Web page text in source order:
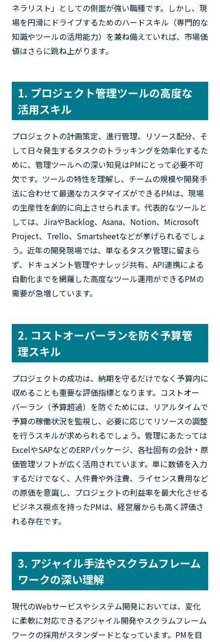
ネラリスト」としての側面が強い職種です。しかし、現
場を円滑にドライブするためのハードスキル（専門的な
知識やツールの活用能力）を兼ね備えていれば、市場価
値はさらに跳ね上がります。
1. プロジェクト管理ツールの高度な
活用スキル
プロジェクトの計画策定、進行管理、リソース配分、そ
して日々発生するタスクのトラッキングを効率化するた
めに、管理ツールへの深い知見はPMにとって必要不可
欠です。ツールの特性を理解し、チームの規模や開発手
法に合わせて最適なカスタマイズができるPMは、現場
の生産性を劇的に向上させられます。代表的なツールと
しては、JiraやBacklog、Asana、Notion、Microsoft
Project、Trello、Smartsheetなどが挙げられるでしょ
う。近年の開発現場では、単なるタスク管理に留まら
ず、ドキュメント管理やナレッジ共有、API連携による
自動化までを網羅した高度なツール運用ができるPMの
需要が急増しています。
2. コストオーバーランを防ぐ予算管
理スキル
プロジェクトの成功は、納期を守るだけでなく予算内に
収めることも重要な評価指標となります。コストオー
バーラン（予算超過）を防ぐためには、リアルタイムで
予算の稼働状況を監視し、必要に応じてリソースの調整
を行うスキルが求められるでしょう。管理にあたっては
ExcelやSAPなどのERPパッケージ、各社固有の会計・原
価管理ソフトが広く活用されています。単に数値を入力
するだけでなく、人件費や外注費、ライセンス費用など
の原価を意識し、プロジェクトの利益率を最大化させる
ビジネス視点を持ったPMは、経営層からも高く評価さ
れる存在です。
3. アジャイル手法やスクラムフレーム
ワークの深い理解
現代のWebサービスやシステム開発においては、変化
に柔軟に対応できるアジャイル開発やスクラムフレーム
ワークの採用がスタンダードとなっています。PMを目